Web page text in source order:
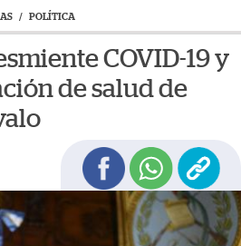
/ POLÍTICA
COVID-19 y
de salud de